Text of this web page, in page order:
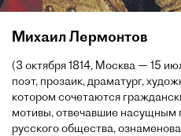
Михаил Лермонтов
(3 октября 1814, Москва — 15
поэт, прозаик, драматург,
котором сочетаются
мотивы, отвечавшие насущным
русского общества,